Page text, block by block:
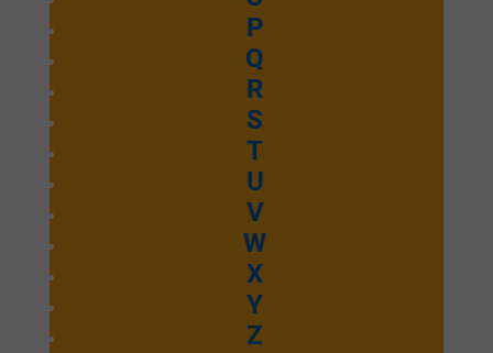
P
Q
R
S
T
U
V
W
X
Y
Z
Emmanuel Septembre 2025
Ecouter et télécharger
Wòe Nye